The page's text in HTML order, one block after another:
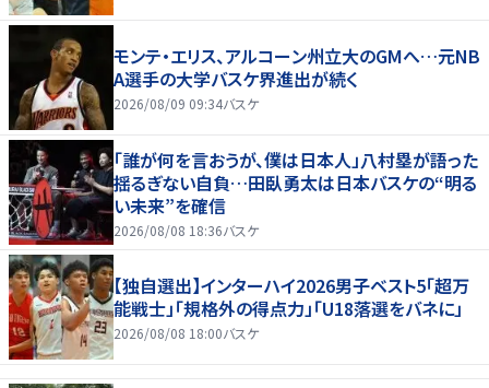
モンテ・エリス、アルコーン州立大のGMへ…元NB
A選手の大学バスケ界進出が続く
2026/08/09 09:34バスケ
「誰が何を言おうが、僕は日本人」八村塁が語った
揺るぎない自負…田臥勇太は日本バスケの“明る
い未来”を確信
2026/08/08 18:36バスケ
【独自選出】インターハイ2026男子ベスト5「超万
能戦士」「規格外の得点力」「U18落選をバネに」
2026/08/08 18:00バスケ